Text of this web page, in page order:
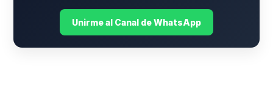
Unirme al Canal de WhatsApp